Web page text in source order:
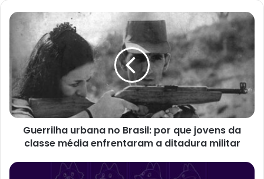
Guerrilha
Brasil:
por
que
jovens
da
classe
média
enfrentaram
ditadura
Guerrilha urbana no Brasil: por que jovens da
classe média enfrentaram a ditadura militar
Firefox